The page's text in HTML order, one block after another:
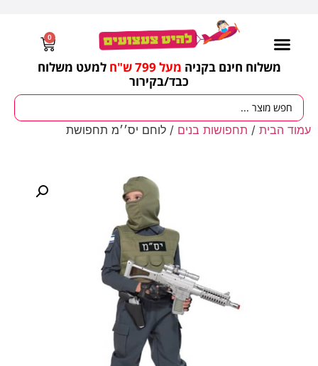
משלוח חינם בקניה מעל 799 ש"ח
למעט משלוח
כבד/בקירור
0
עמוד הבית / תחפושות בנים / לוחם יס׳׳מ תחפושת